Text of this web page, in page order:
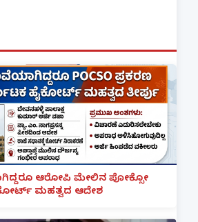
ಆರೋಪಿ ಮೇಲಿನ ಪೋಕ್ಸೋ
ಮಹತ್ವದ ಆದೇಶ